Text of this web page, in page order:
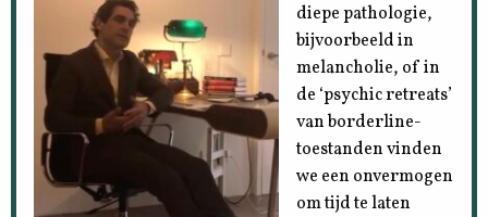
diepe pathologie,
bijvoorbeeld in
melancholie, of in
de ‘psychic retreats’
van borderline-
toestanden vinden
we een onvermogen
om tijd te laten